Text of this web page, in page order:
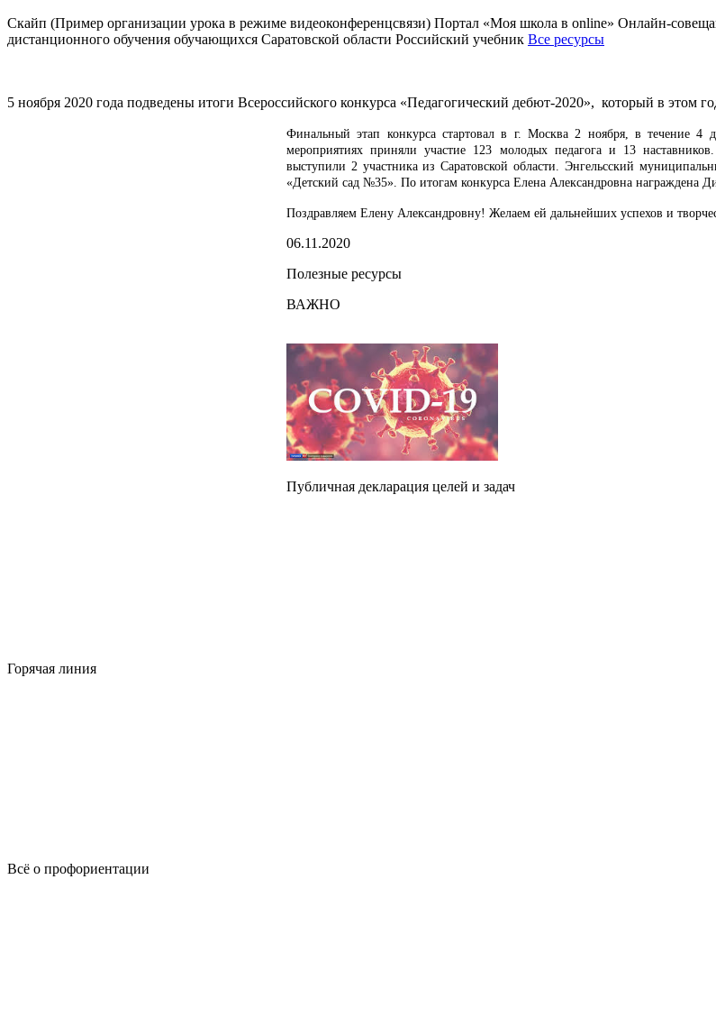
Скайп (Пример организации урока в режиме видеоконференцсвязи) Портал «Моя школа в online» Онлайн-
дистанционного обучения обучающихся Саратовской области Российский учебник Все ресурсы
5 ноября 2020 года подведены итоги Всероссийского конкурса «Педагогический дебют-2020», который в этом
Финальный этап конкурса стартовал в г. Москва 2 ноября, в течение
мероприятиях приняли участие 123 молодых педагога и 13
выступили 2 участника из Саратовской области. Энгельсский
«Детский сад №35». По итогам конкурса Елена Александровна награждена
Поздравляем Елену Александровну! Желаем ей дальнейших успехов и
06.11.2020
Полезные ресурсы
ВАЖНО
Публичная декларация целей и задач
Горячая линия
Всё о профориентации